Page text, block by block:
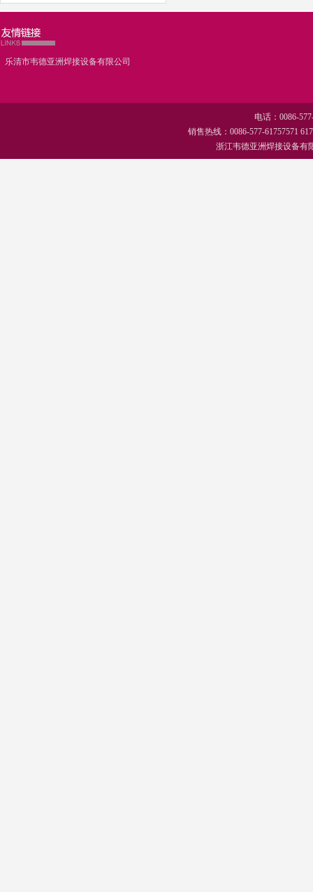
乐清市韦德亚洲焊接设备有限公司
电话：0086-
销售热线：0086-577-61757571
浙江韦德亚洲焊接设备